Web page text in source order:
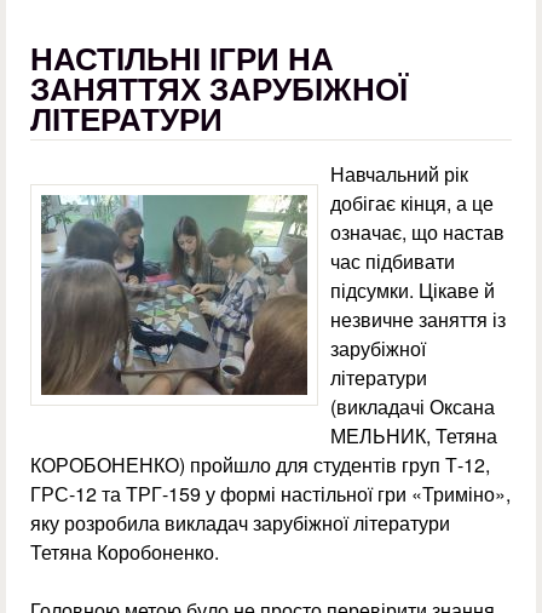
НАСТІЛЬНІ ІГРИ НА
ЗАНЯТТЯХ ЗАРУБІЖНОЇ
ЛІТЕРАТУРИ
Навчальний рік
добігає кінця, а це
означає, що настав
час підбивати
підсумки. Цікаве й
незвичне заняття із
зарубіжної
літератури
(викладачі Оксана
МЕЛЬНИК, Тетяна
КОРОБОНЕНКО) пройшло для студентів груп Т-12,
ГРС-12 та ТРГ-159 у формі настільної гри «Триміно»,
яку розробила викладач зарубіжної літератури
Тетяна Коробоненко.